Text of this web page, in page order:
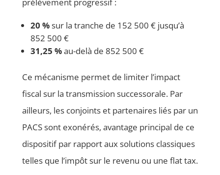
20 %sur la tranche de 152 500 € jusqu’à
852 500 €
31,25 %au-delà de 852 500 €
Ce mécanisme permet de limiter l’impact
fiscal sur la transmission successorale. Par
ailleurs, les conjoints et partenaires liés par un
PACS sont exonérés, avantage principal de ce
dispositif par rapport aux solutions classiques
telles que l’impôt sur le revenu ou une flat tax.